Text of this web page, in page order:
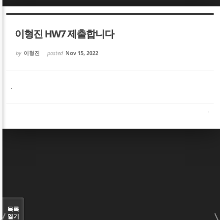
이형진 HW7 제출합니다
by 이형진 posted Nov 15, 2022
.
목록
열기
Sketchbook5, 스케치북5
Sketchbook5, 스케치북5
Sketchbook5, 스케치북5
Sketchbook5, 스케치북5